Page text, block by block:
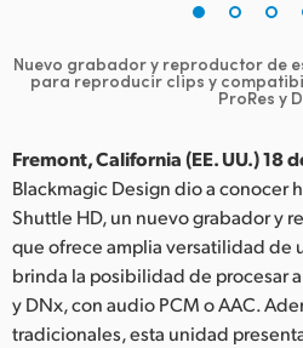
Germany
Hong Kong SAR, China
India
Italy
Japan
Korea
Nuevo grabador y reproductor de
para reproducir clips y
ProRes y
Fremont, California (EE. UU.) 18
Blackmagic Design dio a conocer
Shuttle HD, un nuevo grabador y
que ofrece amplia versatilidad de
brinda la posibilidad de procesar
y DNx, con audio PCM o AAC.
tradicionales, esta unidad